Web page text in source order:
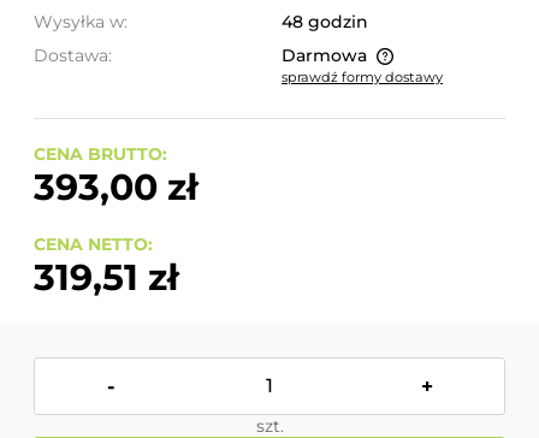
Wysyłka w:
48 godzin
Dostawa:
Darmowa
Cena nie zawiera ewentualnych kosztów płatności
sprawdź formy dostawy
CENA BRUTTO:
393,00 zł
CENA NETTO:
319,51 zł
- +
szt.